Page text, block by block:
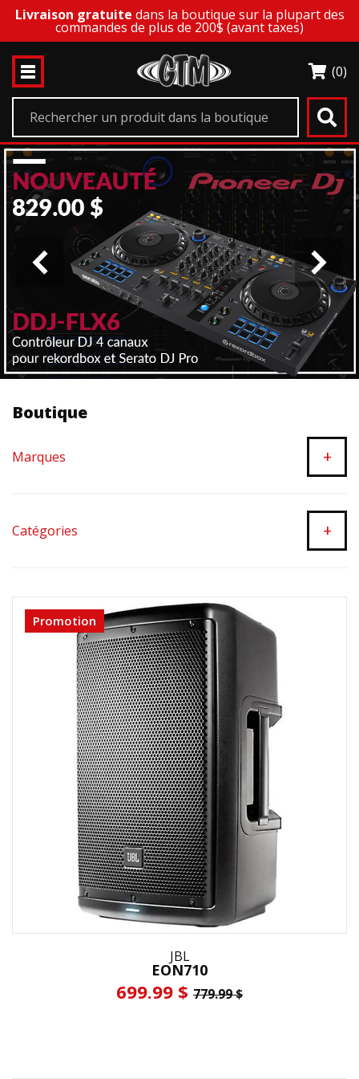
Livraison gratuite dans la boutique sur la plupart des
commandes de plus de 200$ (avant taxes)
(0)
Boutique
Marques +
Catégories +
Promotion
JBL
EON710
699.99 $ 779.99 $